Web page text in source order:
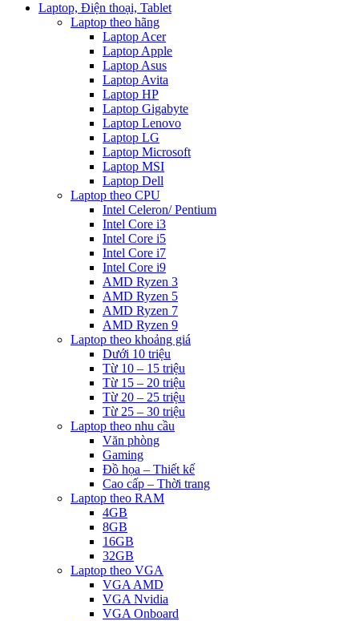
Laptop, Điện thoại, Tablet
Laptop theo hãng
Laptop Acer
Laptop Apple
Laptop Asus
Laptop Avita
Laptop HP
Laptop Gigabyte
Laptop Lenovo
Laptop LG
Laptop Microsoft
Laptop MSI
Laptop Dell
Laptop theo CPU
Intel Celeron/ Pentium
Intel Core i3
Intel Core i5
Intel Core i7
Intel Core i9
AMD Ryzen 3
AMD Ryzen 5
AMD Ryzen 7
AMD Ryzen 9
Laptop theo khoảng giá
Dưới 10 triệu
Từ 10 – 15 triệu
Từ 15 – 20 triệu
Từ 20 – 25 triệu
Từ 25 – 30 triệu
Laptop theo nhu cầu
Văn phòng
Gaming
Đồ họa – Thiết kế
Cao cấp – Thời trang
Laptop theo RAM
4GB
8GB
16GB
32GB
Laptop theo VGA
VGA AMD
VGA Nvidia
VGA Onboard